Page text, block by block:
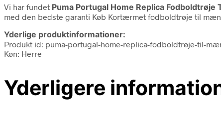
Vi har fundet Puma Portugal Home Replica Fodboldtrøje
med den bedste garanti Køb Kortærmet fodboldtrøje til
Yderlige produktinformationer:
Produkt id: puma-portugal-home-replica-fodboldtrøje-til-
Køn: Herre
Yderligere